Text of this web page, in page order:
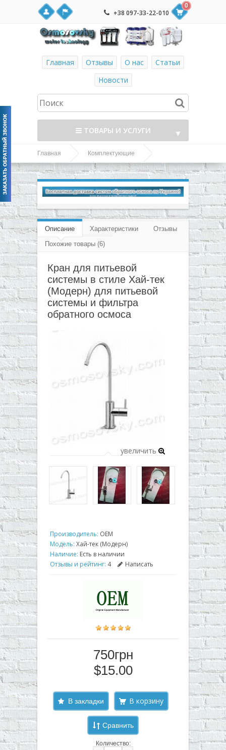
+38 097-33-22-010
0
Главная Отзывы О нас
Статьи
Новости
ТОВАРЫ И УСЛУГИ ▼
▼
▼
▼
▼
Главная Комплектующие
Питьевые краны Кран для питьевой
системы в стиле Хай-тек (Модерн)
Описание Характеристики
Отзывы
Похожие товары (6)
Кран для питьевой
системы в стиле Хай-тек
(Модерн) для питьевой
системы и фильтра
обратного осмоса
увеличить
Производитель: OEM
Модель: Хай-тек (Модерн)
Наличие: Есть в наличии
Отзывы и рейтинг: 4 Написать
750грн
$15.00
В закладки
Сравнить
Количество: